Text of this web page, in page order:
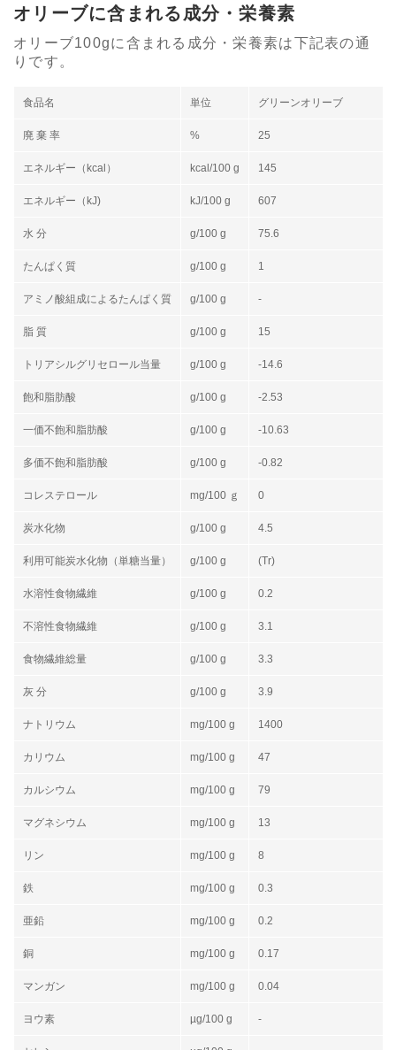
オリーブに含まれる成分・栄養素
オリーブ100gに含まれる成分・栄養素は下記表の通
りです。
食品名 単位 グリーンオリーブ
廃 棄 率 % 25
エネルギー（kcal） kcal/100 g 145
エネルギー（kJ) kJ/100 g 607
水 分 g/100 g 75.6
たんぱく質 g/100 g 1
アミノ酸組成によるたんぱく質 g/100 g -
脂 質 g/100 g 15
トリアシルグリセロール当量 g/100 g -14.6
飽和脂肪酸 g/100 g -2.53
一価不飽和脂肪酸 g/100 g -10.63
多価不飽和脂肪酸 g/100 g -0.82
コレステロール mg/100 ｇ 0
炭水化物 g/100 g 4.5
利用可能炭水化物（単糖当量） g/100 g (Tr)
水溶性食物繊維 g/100 g 0.2
不溶性食物繊維 g/100 g 3.1
食物繊維総量 g/100 g 3.3
灰 分 g/100 g 3.9
ナトリウム mg/100 g 1400
カリウム mg/100 g 47
カルシウム mg/100 g 79
マグネシウム mg/100 g 13
リン mg/100 g 8
鉄 mg/100 g 0.3
亜鉛 mg/100 g 0.2
銅 mg/100 g 0.17
マンガン mg/100 g 0.04
ヨウ素 µg/100 g -